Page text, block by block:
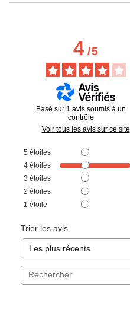
4/5
Basé sur 1 avis soumis à un
contrôle
Voir tous les avis sur ce site
5 étoiles
4 étoiles
3 étoiles
2 étoiles
1 étoile
Trier les avis